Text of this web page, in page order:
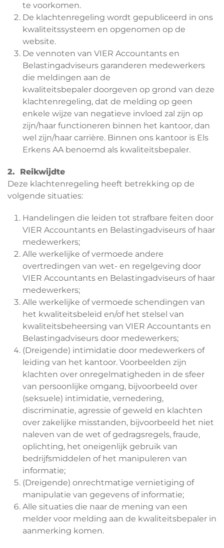
te voorkomen.
De klachtenregeling wordt gepubliceerd in ons
kwaliteitssysteem en opgenomen op de
website.
De vennoten van VIER Accountants en
Belastingadviseurs garanderen medewerkers
die meldingen aan de
kwaliteitsbepaler doorgeven op grond van deze
klachtenregeling, dat de melding op geen
enkele wijze van negatieve invloed zal zijn op
zijn/haar functioneren binnen het kantoor, dan
wel zijn/haar carrière. Binnen ons kantoor is Els
Erkens AA benoemd als kwaliteitsbepaler.
2. Reikwijdte
Deze klachtenregeling heeft betrekking op de
volgende situaties:
Handelingen die leiden tot strafbare feiten door
VIER Accountants en Belastingadviseurs of haar
medewerkers;
Alle werkelijke of vermoede andere
overtredingen van wet- en regelgeving door
VIER Accountants en Belastingadviseurs of haar
medewerkers;
Alle werkelijke of vermoede schendingen van
het kwaliteitsbeleid en/of het stelsel van
kwaliteitsbeheersing van VIER Accountants en
Belastingadviseurs door medewerkers;
(Dreigende) intimidatie door medewerkers of
leiding van het kantoor. Voorbeelden zijn
klachten over onregelmatigheden in de sfeer
van persoonlijke omgang, bijvoorbeeld over
(seksuele) intimidatie, vernedering,
discriminatie, agressie of geweld en klachten
over zakelijke misstanden, bijvoorbeeld het niet
naleven van de wet of gedragsregels, fraude,
oplichting, het oneigenlijk gebruik van
bedrijfsmiddelen of het manipuleren van
informatie;
(Dreigende) onrechtmatige vernietiging of
manipulatie van gegevens of informatie;
Alle situaties die naar de mening van een
melder voor melding aan de kwaliteitsbepaler in
aanmerking komen.